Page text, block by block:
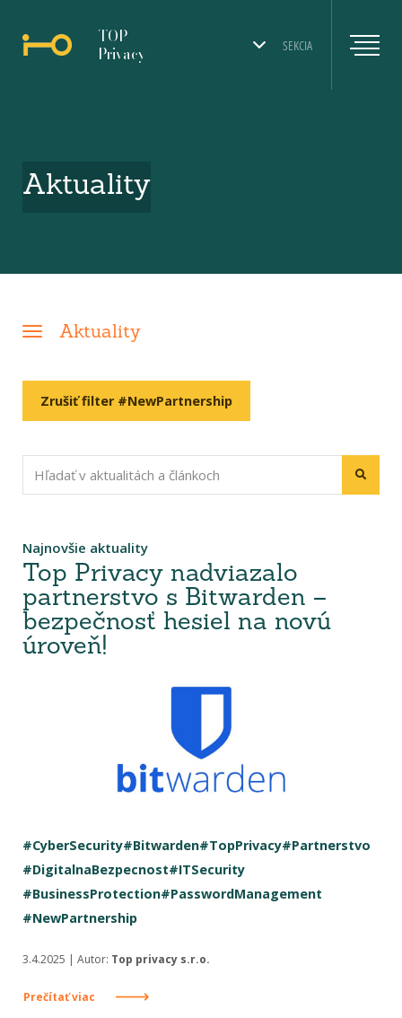
SEKCIA
TOP
Privacy
Aktuality
Aktuality
Zrušiť filter #NewPartnership
Najnovšie aktuality
Top Privacy nadviazalo
partnerstvo s Bitwarden –
bezpečnosť hesiel na novú
úroveň!
#CyberSecurity#Bitwarden#TopPrivacy#Partnerstvo
#DigitalnaBezpecnost#ITSecurity
#BusinessProtection#PasswordManagement
#NewPartnership
3.4.2025 | Autor: Top privacy s.r.o.
Prečítať viac